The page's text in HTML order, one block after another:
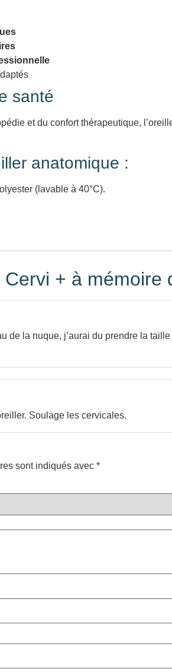
santé
et du confort thérapeutique,
anatomique :
(lavable à 40°C).
+ à mémoire
de la nuque, j’aurai du prendre la
Soulage les cervicales.
sont indiqués avec *